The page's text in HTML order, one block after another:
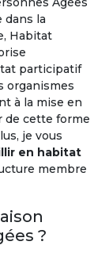
dans la
Habitat
participatif
organismes
à la mise en
de cette forme
je vous
en habitat
membre
?
mois...